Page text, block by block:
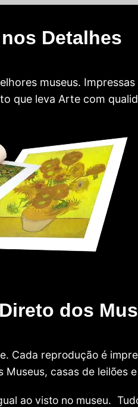
Detalhes
museus.
que leva Arte com
dos
Cada reprodução é
casas de leilões
ao visto no museu.